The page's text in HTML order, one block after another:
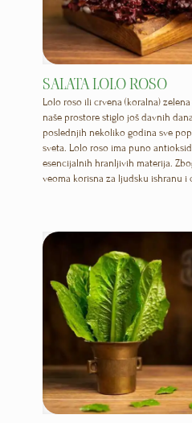
SALATA LOLO ROSO
Lolo roso ili crvena (koralna)
naše prostore stiglo još davnih
poslednjih nekoliko godina sve
sveta. Lolo roso ima puno
esencijalnih hranljivih materija.
veoma korisna za ljudsku ishranu i